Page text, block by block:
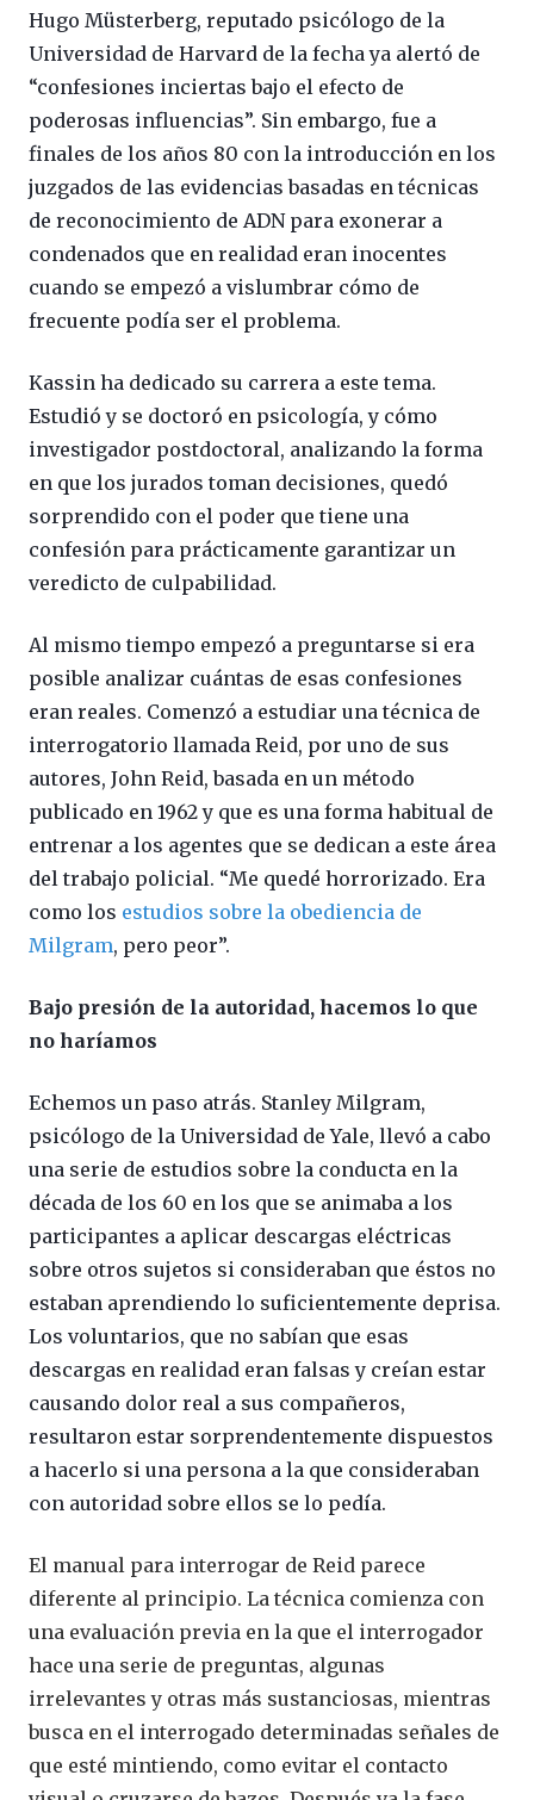
Hugo Müsterberg, reputado psicólogo de la
Universidad de Harvard de la fecha ya alertó de
“confesiones inciertas bajo el efecto de
poderosas influencias”. Sin embargo, fue a
finales de los años 80 con la introducción en los
juzgados de las evidencias basadas en técnicas
de reconocimiento de ADN para exonerar a
condenados que en realidad eran inocentes
cuando se empezó a vislumbrar cómo de
frecuente podía ser el problema.
Kassin ha dedicado su carrera a este tema.
Estudió y se doctoró en psicología, y cómo
investigador postdoctoral, analizando la forma
en que los jurados toman decisiones, quedó
sorprendido con el poder que tiene una
confesión para prácticamente garantizar un
veredicto de culpabilidad.
Al mismo tiempo empezó a preguntarse si era
posible analizar cuántas de esas confesiones
eran reales. Comenzó a estudiar una técnica de
interrogatorio llamada Reid, por uno de sus
autores, John Reid, basada en un método
publicado en 1962 y que es una forma habitual de
entrenar a los agentes que se dedican a este área
del trabajo policial. “Me quedé horrorizado. Era
como los estudios sobre la obediencia de
Milgram, pero peor”.
Bajo presión de la autoridad, hacemos lo que
no haríamos
Echemos un paso atrás. Stanley Milgram,
psicólogo de la Universidad de Yale, llevó a cabo
una serie de estudios sobre la conducta en la
década de los 60 en los que se animaba a los
participantes a aplicar descargas eléctricas
sobre otros sujetos si consideraban que éstos no
estaban aprendiendo lo suficientemente deprisa.
Los voluntarios, que no sabían que esas
descargas en realidad eran falsas y creían estar
causando dolor real a sus compañeros,
resultaron estar sorprendentemente dispuestos
a hacerlo si una persona a la que consideraban
con autoridad sobre ellos se lo pedía.
El manual para interrogar de Reid parece
diferente al principio. La técnica comienza con
una evaluación previa en la que el interrogador
hace una serie de preguntas, algunas
irrelevantes y otras más sustanciosas, mientras
busca en el interrogado determinadas señales de
que esté mintiendo, como evitar el contacto